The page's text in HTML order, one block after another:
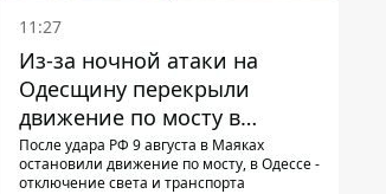
11:27
Из-за ночной атаки на
Одесщину перекрыли
движение по мосту в
Маяках - подробности от
ГНСУ
После удара РФ 9 августа в Маяках
остановили движение по мосту, в Одессе -
отключение света и транспорта